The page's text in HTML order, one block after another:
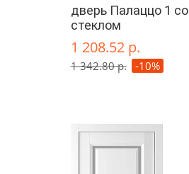
дверь Палаццо 1 со
стеклом
1 208.52 р.
1 342.80 р. -10%